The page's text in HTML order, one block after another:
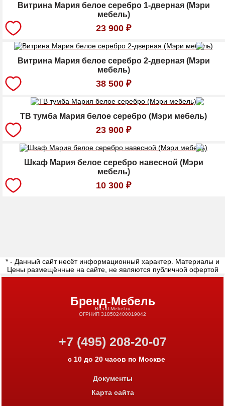
Витрина Мария белое серебро 1-дверная (Мэри
мебель)
23 900 ₽
Витрина Мария белое серебро 2-дверная (Мэри
мебель)
38 500 ₽
ТВ тумба Мария белое серебро (Мэри мебель)
23 900 ₽
Шкаф Мария белое серебро навесной (Мэри
мебель)
10 300 ₽
* - Данный сайт несёт информационный характер. Материалы и
Цены размещённые на сайте, не являются публичной офертой
Бренд-Мебель
Brend-Mebel.ru
ОГРНИП 318502400019042
+7 (495) 208-20-07
с 10 до 20 часов по Москве
Документы
Карта сайта